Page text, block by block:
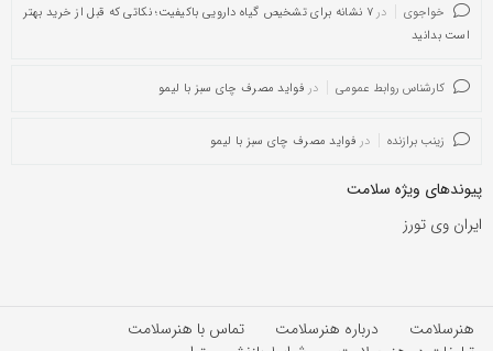
خواجوی در
۷ نشانه برای تشخیص گیاه دارویی باکیفیت؛ نکاتی که قبل از خرید بهتر
است بدانید
کارشناس روابط عمومی در فواید مصرف چای سبز با لیمو
زینب برازنده در فواید مصرف چای سبز با لیمو
پیوندهای ویژه سلامت
ایران وی تورز
هنرسلامت درباره هنرسلامت
تماس با هنرسلامت